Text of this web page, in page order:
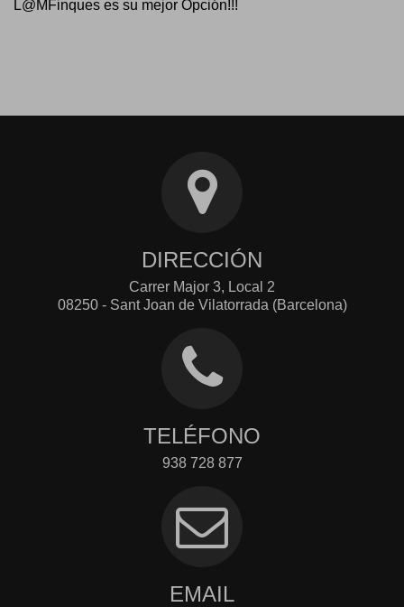
L@MFinques es su mejor Opción!!!
DIRECCIÓN
Carrer Major 3, Local 2
08250 - Sant Joan de Vilatorrada (Barcelona)
TELÉFONO
938 728 877
EMAIL